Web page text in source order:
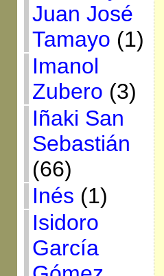
Juan José
Tamayo (1)
Imanol
Zubero (3)
Iñaki San
Sebastián
(66)
Inés (1)
Isidoro
García